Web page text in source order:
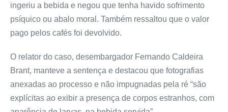
ingeriu a bebida e negou que tenha havido sofrimento
psíquico ou abalo moral. Também ressaltou que o valor
pago pelos cafés foi devolvido.
O relator do caso, desembargador Fernando Caldeira
Brant, manteve a sentença e destacou que fotografias
anexadas ao processo e não impugnadas pela ré “são
explícitas ao exibir a presença de corpos estranhos, com